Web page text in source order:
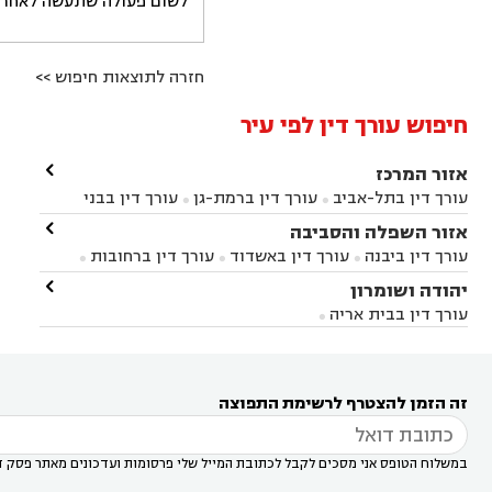
חזרה לתוצאות חיפוש >>
חיפוש עורך דין לפי עיר
אזור המרכז
עורך דין בתל-אביב  עורך דין ברמת-גן 
עורך דין בבני
ברק עורך דין בפתח תקווה עורך דין בראשון לציון
עורך דין ברחובות עורך דין בנס ציונה
במודיעין
עורך דין בהרצליה עורך דין בחולון
עורך
דין בקרית אונו
אונו
עורך דין בבת ים
דין בשוהם 

אזור השפלה והסביבה
עורך דין ביבנה  עורך דין באשדוד  עורך דין ברחובות 
עורך דין בראשון לציון עורך דין במודיעין
עורך דין
בבאר יעקב
עורך דין בגדרה

יהודה ושומרון
עורך דין בבית אריה 

זה הזמן להצטרף לרשימת התפוצה
במשלוח הטופס אני מסכים לקבל לכתובת המייל שלי פרסומות ועדכונים מאתר פסק